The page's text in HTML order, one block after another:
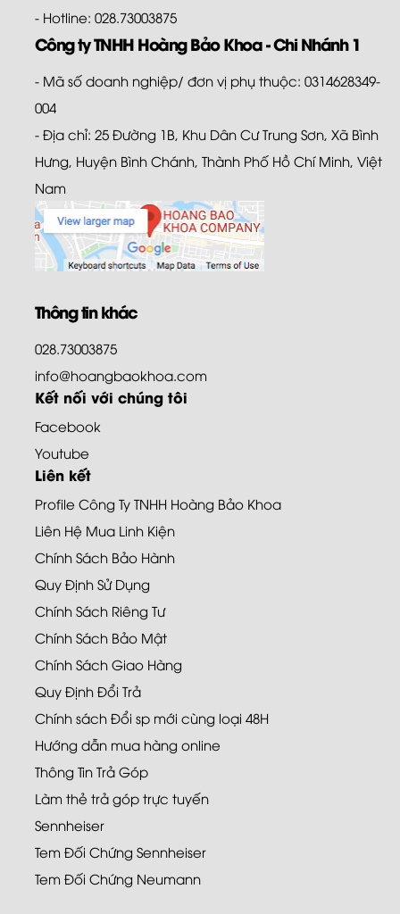
- Hotline: 028.73003875
Công ty TNHH Hoàng Bảo Khoa - Chi Nhánh 1
- Mã số doanh nghiệp/ đơn vị phụ thuộc: 0314628349-
004
- Địa chỉ: 25 Đường 1B, Khu Dân Cư Trung Sơn, Xã Bình
Hưng, Huyện Bình Chánh, Thành Phố Hồ Chí Minh, Việt
Nam
Thông tin khác
028.73003875
info@hoangbaokhoa.com
Kết nối với chúng tôi
Facebook
Youtube
Liên kết
Profile Công Ty TNHH Hoàng Bảo Khoa
Liên Hệ Mua Linh Kiện
Chính Sách Bảo Hành
Quy Định Sử Dụng
Chính Sách Riêng Tư
Chính Sách Bảo Mật
Chính Sách Giao Hàng
Quy Định Đổi Trả
Chính sách Đổi sp mới cùng loại 48H
Hướng dẫn mua hàng online
Thông Tin Trả Góp
Làm thẻ trả góp trực tuyến
Sennheiser
Tem Đối Chứng Sennheiser
Tem Đối Chứng Neumann